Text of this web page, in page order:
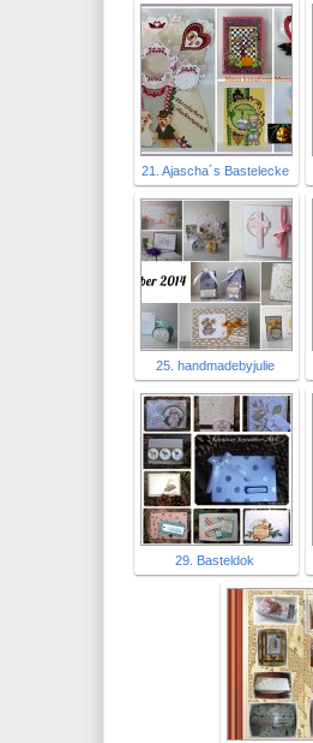
21. Ajascha´s Bastelecke
25. handmadebyjulie
29. Basteldok